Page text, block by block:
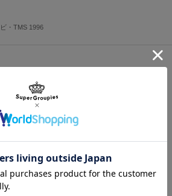
はもちろん、アウターにワンポイントと
・TMS 1996
らをチェック
に出荷